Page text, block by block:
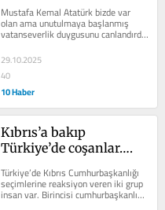
Mustafa Kemal Atatürk bizde var
olan ama unutulmaya başlanmış
vatanseverlik duygusunu canlandırdı
ve bu ülke vatanseverlerin
omuzlarında...
29.10.2025
40
10 Haber
Kıbrıs’a bakıp
Türkiye’de coşanlar….
Türkiye’de Kıbrıs Cumhurbaşkanlığı
seçimlerine reaksiyon veren iki grup
insan var. Birincisi cumhurbaşkanlığı